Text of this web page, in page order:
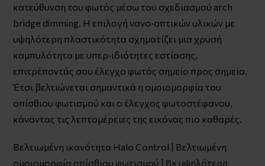
κατεύθυνση του φωτός μέσω του σχεδιασμού arch
bridge dimming. Η επιλογή νανο‑οπτικών υλικών με
υψηλότερη πλαστικότητα σχηματίζει μια χρυσή
καμπυλότητα με υπερ‑ιδιότητες εστίασης,
επιτρέποντάς σου έλεγχο φωτός σημείο προς σημείο.
Έτσι βελτιώνεται σημαντικά η ομοιομορφία του
οπίσθιου φωτισμού και ο έλεγχος φωτοστέφανου,
κάνοντας τις λεπτομέρειες της εικόνας πιο καθαρές.
Βελτιωμένη ικανότητα Halo Control | Βελτιωμένη
ομοιομορφία οπίσθιου φωτισμού | 8× υψηλότερη